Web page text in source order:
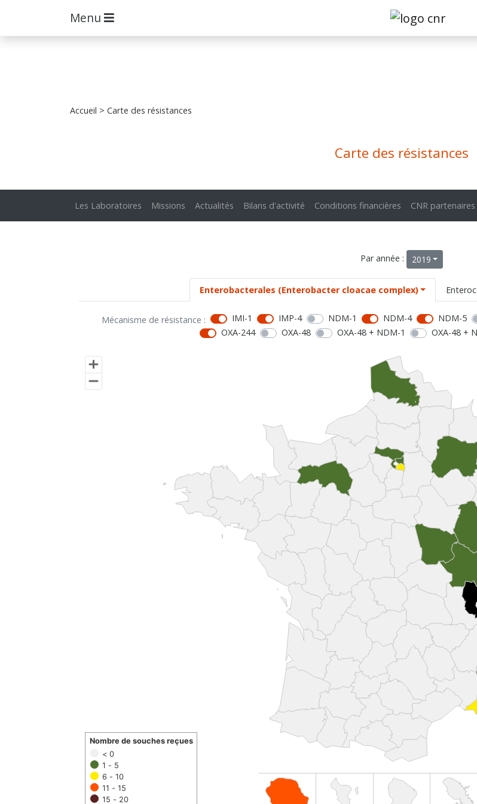
Menu
Accueil > Carte des résistances
Carte des résistances
Les Laboratoires Missions Actualités Bilans d'activité Conditions financières CNR partenaires
Par année : 2019
Enterobacterales (Enterobacter cloacae complex)
Mécanisme de résistance : IMI-1 IMP-4 NDM-1 NDM-4 NDM-5
OXA-244
OXA-48 OXA-48 + NDM-1 OXA-48 +
< 0
1 - 5
6 - 10
11 - 15
15 - 20
Nombre de souches reçues